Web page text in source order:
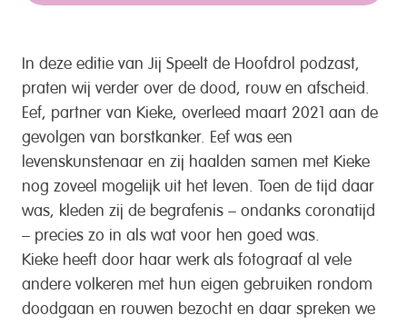
In deze editie van Jij Speelt de Hoofdrol podzast,
praten wij verder over de dood, rouw en afscheid.
Eef, partner van Kieke, overleed maart 2021 aan de
gevolgen van borstkanker. Eef was een
levenskunstenaar en zij haalden samen met Kieke
nog zoveel mogelijk uit het leven. Toen de tijd daar
was, kleden zij de begrafenis – ondanks coronatijd
– precies zo in als wat voor hen goed was.
Kieke heeft door haar werk als fotograaf al vele
andere volkeren met hun eigen gebruiken rondom
doodgaan en rouwen bezocht en daar spreken we